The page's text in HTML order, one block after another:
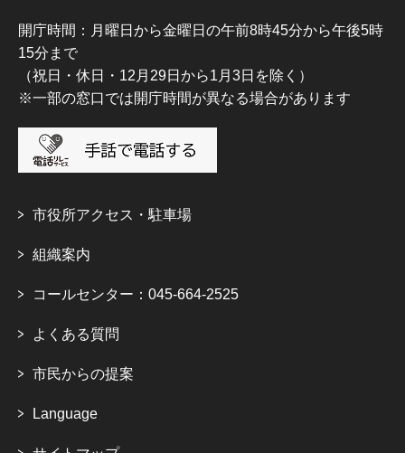
開庁時間：月曜日から金曜日の午前8時45分から午後5時
15分まで
（祝日・休日・12月29日から1月3日を除く）
※一部の窓口では開庁時間が異なる場合があります
市役所アクセス・駐車場
組織案内
コールセンター：045-664-2525
よくある質問
市民からの提案
Language